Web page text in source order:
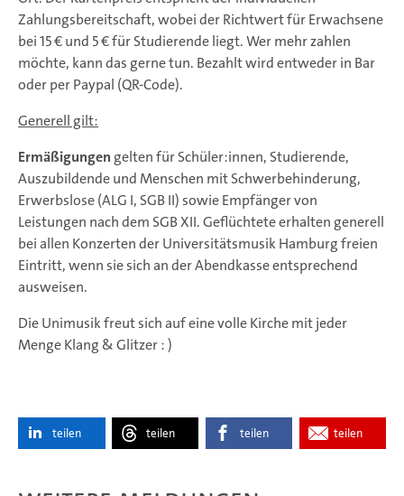
Zahlungsbereitschaft, wobei der Richtwert für Erwachsene
bei 15 € und 5 € für Studierende liegt. Wer mehr zahlen
möchte, kann das gerne tun. Bezahlt wird entweder in Bar
oder per Paypal (QR-Code).
Generell gilt:
Ermäßigungen gelten für Schüler:innen, Studierende,
Auszubildende und Menschen mit Schwerbehinderung,
Erwerbslose (ALG I, SGB II) sowie Empfänger von
Leistungen nach dem SGB XII. Geflüchtete erhalten generell
bei allen Konzerten der Universitätsmusik Hamburg freien
Eintritt, wenn sie sich an der Abendkasse entsprechend
ausweisen.
Die Unimusik freut sich auf eine volle Kirche mit jeder
Menge Klang & Glitzer : )
teilen teilen teilen teilen